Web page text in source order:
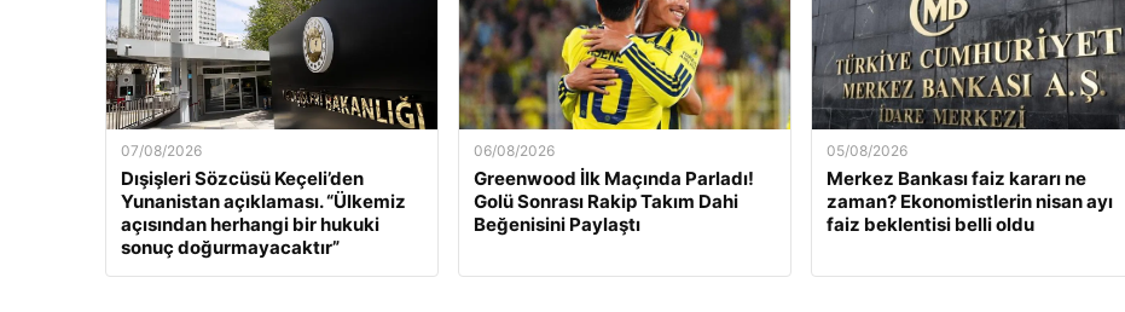
07/08/2026
Dışişleri Sözcüsü Keçeli’den
Yunanistan açıklaması. “Ülkemiz
açısından herhangi bir hukuki
sonuç doğurmayacaktır”
06/08/2026
Greenwood İlk Maçında Parladı!
Golü Sonrası Rakip Takım Dahi
Beğenisini Paylaştı
05/08/2026
Merkez Bankası faiz kararı ne
zaman? Ekonomistlerin nisan ayı
faiz beklentisi belli oldu